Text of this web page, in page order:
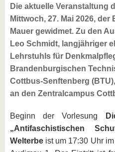
Die aktuelle Veranstaltung
Mittwoch, 27. Mai 2026,
Mauer gewidmet. Zu den
Leo Schmidt, langjähriger
Lehrstuhls für
Brandenburgischen
Cottbus-Senftenberg
an den Zentralcampus
Beginn der Vorlesung
„Antifaschistischen
Welterbe ist um 17:30 Uhr